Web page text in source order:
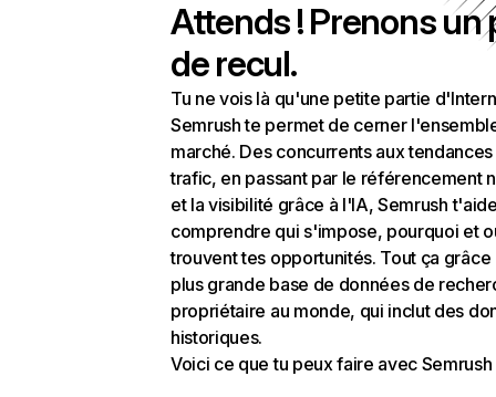
Attends ! Prenons un
de recul.
Tu ne vois là qu'une petite partie
Semrush te permet de cerner
marché. Des concurrents aux
trafic, en passant par le référencement
et la visibilité grâce à l'IA, Semrush
comprendre qui s'impose, pourquoi et
trouvent tes opportunités. Tout ça grâce
plus grande base de données de
propriétaire au monde, qui inclut des
historiques.
Voici ce que tu peux faire avec Semrush